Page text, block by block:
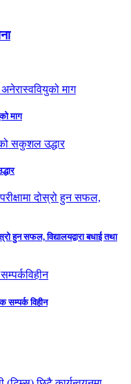
माग
हुन सफल, विद्यालयद्वारा बधाई तथा
सम्पर्क विहीन